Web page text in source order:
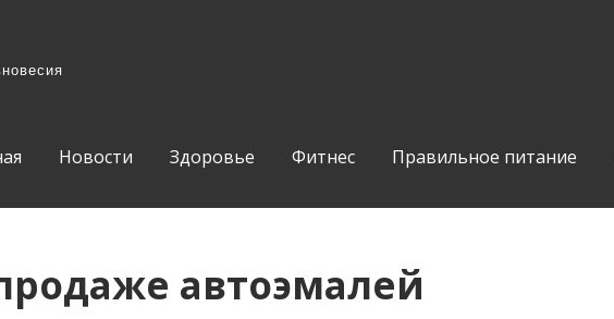
Новости Здоровье Фитнес Правильное питание
автоэмалей